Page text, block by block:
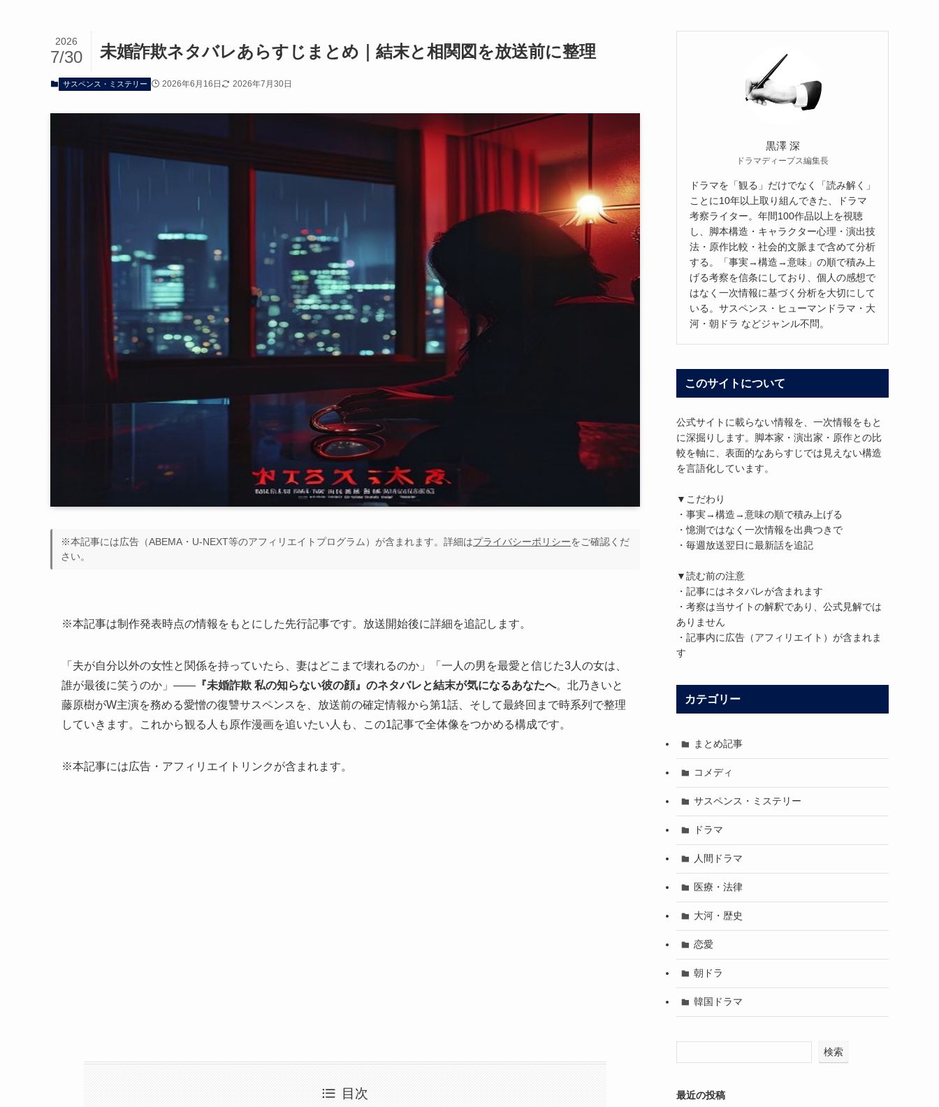
未婚詐欺ネタバレあらすじまとめ｜結末と相関図を放送前に整理
2026
7/30
サスペンス・ミステリー 2026年6月16日 2026年7月30日
※本記事には広告（ABEMA・U-NEXT等のアフィリエイトプログラム）が含まれます。詳細はプライバシーポリシーをご確認くだ
さい。
※本記事は制作発表時点の情報をもとにした先行記事です。放送開始後に詳細を追記します。
「夫が自分以外の女性と関係を持っていたら、妻はどこまで壊れるのか」「一人の男を最愛と信じた3人の女は、
誰が最後に笑うのか」—— 『未婚詐欺 私の知らない彼の顔』のネタバレと結末が気になるあなたへ。北乃きいと
藤原樹がW主演を務める愛憎の復讐サスペンスを、放送前の確定情報から第1話、そして最終回まで時系列で整理
していきます。これから観る人も原作漫画を追いたい人も、この1記事で全体像をつかめる構成です。
※本記事には広告・アフィリエイトリンクが含まれます。
目次
黒澤 深
ドラマディープス編集長
ドラマを「観る」だけでなく「読み解く」
ことに10年以上取り組んできた、ドラマ
考察ライター。年間100作品以上を視聴
し、脚本構造・キャラクター心理・演出技
法・原作比較・社会的文脈まで含めて分析
する。「事実→構造→意味」の順で積み上
げる考察を信条にしており、個人の感想で
はなく一次情報に基づく分析を大切にして
いる。サスペンス・ヒューマンドラマ・大
河・朝ドラ などジャンル不問。
このサイトについて
公式サイトに載らない情報を、一次情報をもと
に深掘りします。脚本家・演出家・原作との比
較を軸に、表面的なあらすじでは見えない構造
を言語化しています。
▼こだわり
・事実→構造→意味の順で積み上げる
・憶測ではなく一次情報を出典つきで
・毎週放送翌日に最新話を追記
▼読む前の注意
・記事にはネタバレが含まれます
・考察は当サイトの解釈であり、公式見解では
ありません
・記事内に広告（アフィリエイト）が含まれま
す
カテゴリー
まとめ記事
コメディ
サスペンス・ミステリー
ドラマ
人間ドラマ
医療・法律
大河・歴史
恋愛
朝ドラ
韓国ドラマ
検索
最近の投稿